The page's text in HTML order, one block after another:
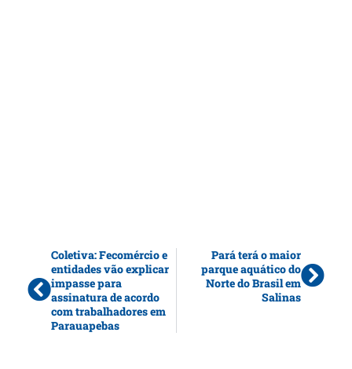
Coletiva: Fecomércio e
entidades vão explicar
impasse para
assinatura de acordo
com trabalhadores em
Parauapebas
Pará terá o maior
parque aquático do
Norte do Brasil em
Salinas